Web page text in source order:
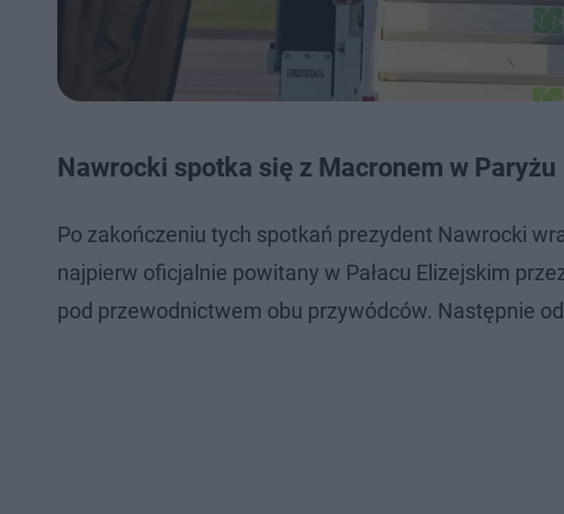
Nawrocki spotka się z Macronem w Paryżu
Po zakończeniu tych spotkań prezydent Nawrocki
najpierw oficjalnie powitany w Pałacu Elizejskim
pod przewodnictwem obu przywódców. Następnie